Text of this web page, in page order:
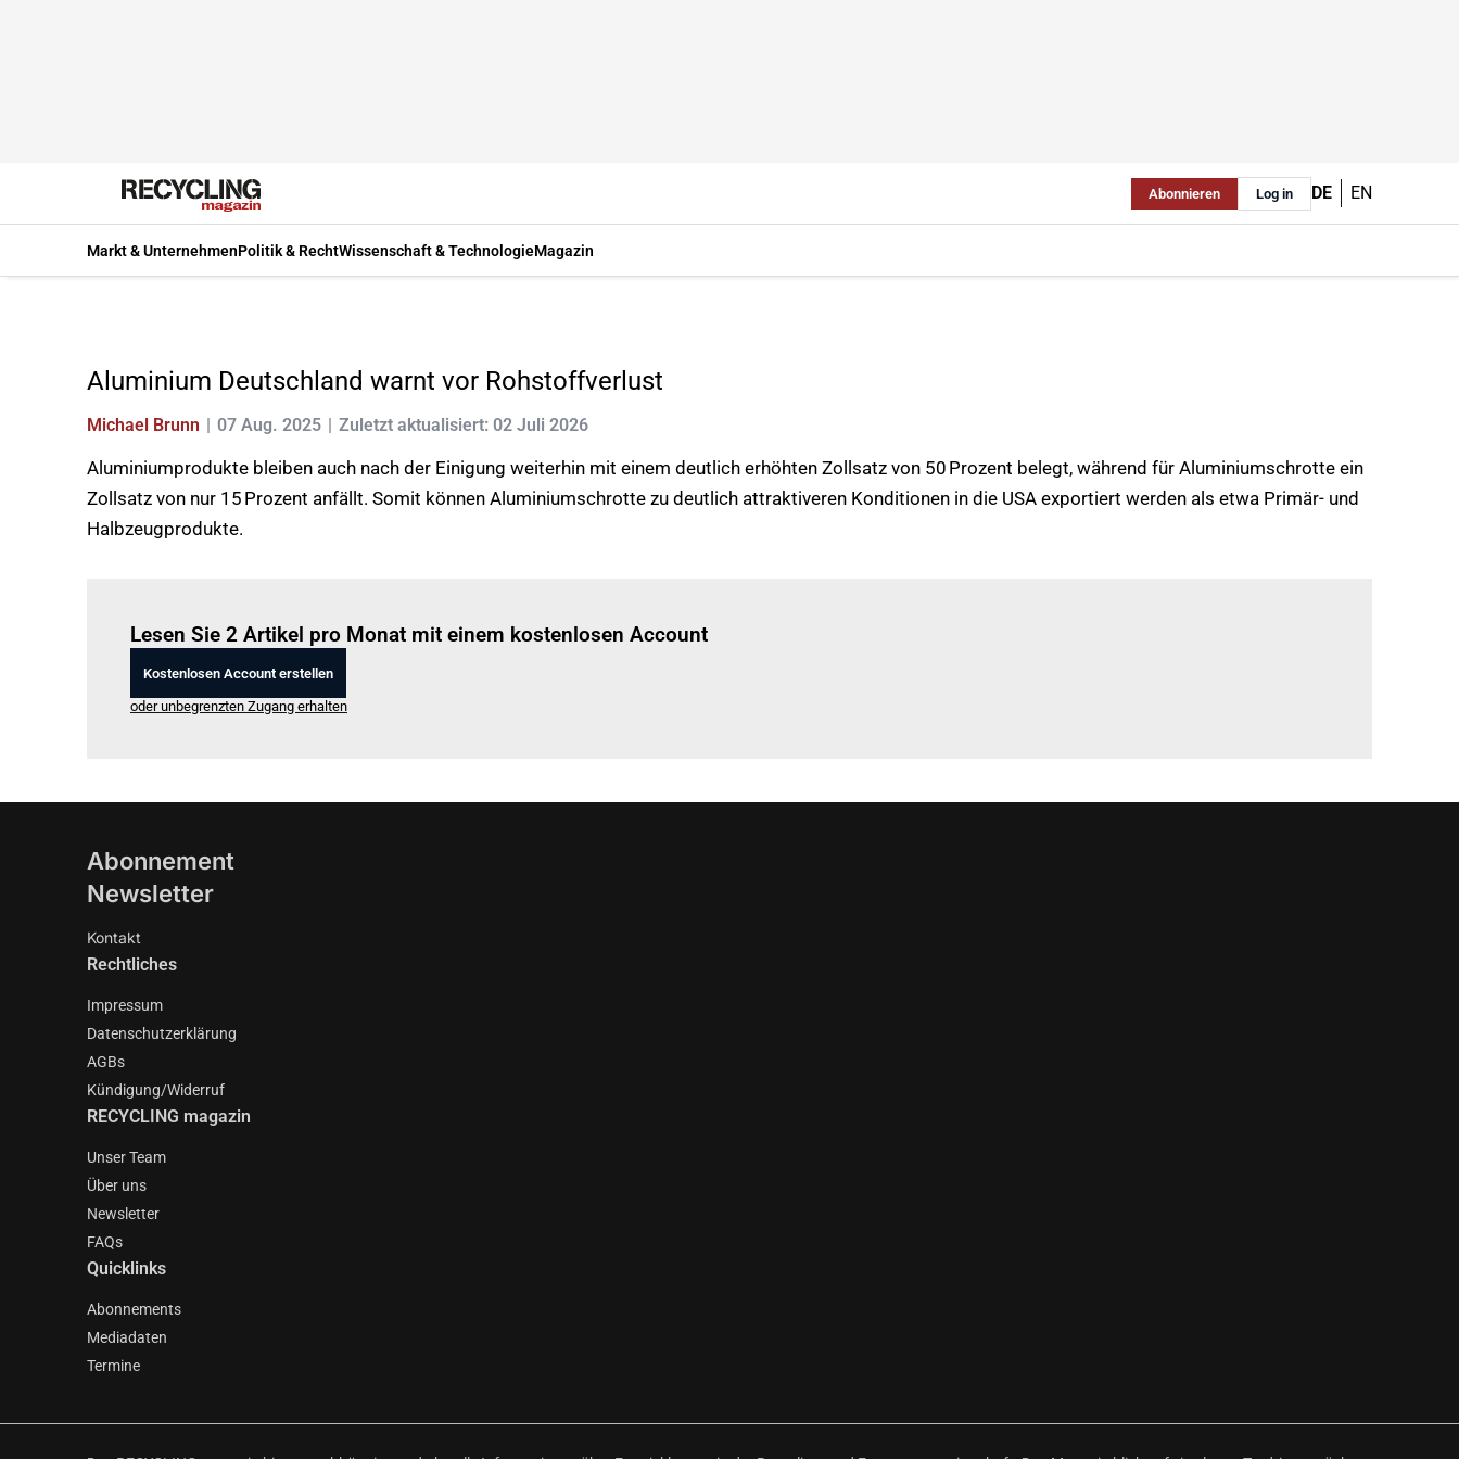
Abonnieren Log in DE EN
Markt & UnternehmenPolitik & RechtWissenschaft & TechnologieMagazin
Aluminium Deutschland warnt vor Rohstoffverlust
Michael Brunn 07 Aug. 2025 Zuletzt aktualisiert: 02 Juli 2026
Aluminiumprodukte bleiben auch nach der Einigung weiterhin mit einem deutlich erhöhten Zollsatz von 50 Prozent belegt, während für Aluminiumschrotte ein
Zollsatz von nur 15 Prozent anfällt. Somit können Aluminiumschrotte zu deutlich attraktiveren Konditionen in die USA exportiert werden als etwa Primär- und
Halbzeugprodukte.
Lesen Sie 2 Artikel pro Monat mit einem kostenlosen Account
Kostenlosen Account erstellen
oder unbegrenzten Zugang erhalten
Abonnement
Newsletter
Kontakt
Rechtliches
Impressum
Datenschutzerklärung
AGBs
Kündigung/Widerruf
RECYCLING magazin
Unser Team
Über uns
Newsletter
FAQs
Quicklinks
Abonnements
Mediadaten
Termine